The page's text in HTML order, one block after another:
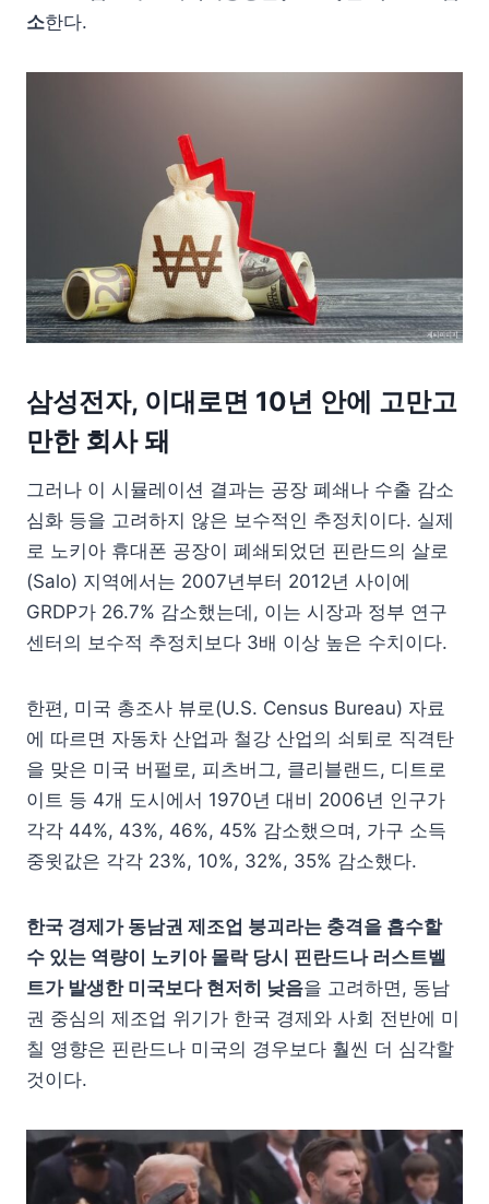
소한다.
삼성전자, 이대로면 10년 안에 고만고
만한 회사 돼
그러나 이 시뮬레이션 결과는 공장 폐쇄나 수출 감소
심화 등을 고려하지 않은 보수적인 추정치이다. 실제
로 노키아 휴대폰 공장이 폐쇄되었던 핀란드의 살로
(Salo) 지역에서는 2007년부터 2012년 사이에
GRDP가 26.7% 감소했는데, 이는 시장과 정부 연구
센터의 보수적 추정치보다 3배 이상 높은 수치이다.
한편, 미국 총조사 뷰로(U.S. Census Bureau) 자료
에 따르면 자동차 산업과 철강 산업의 쇠퇴로 직격탄
을 맞은 미국 버펄로, 피츠버그, 클리블랜드, 디트로
이트 등 4개 도시에서 1970년 대비 2006년 인구가
각각 44%, 43%, 46%, 45% 감소했으며, 가구 소득
중윗값은 각각 23%, 10%, 32%, 35% 감소했다.
한국 경제가 동남권 제조업 붕괴라는 충격을 흡수할
수 있는 역량이 노키아 몰락 당시 핀란드나 러스트벨
트가 발생한 미국보다 현저히 낮음을 고려하면, 동남
권 중심의 제조업 위기가 한국 경제와 사회 전반에 미
칠 영향은 핀란드나 미국의 경우보다 훨씬 더 심각할
것이다.